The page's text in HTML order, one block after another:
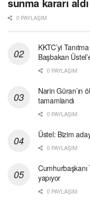
0 PAYLAŞIM
KKTC’yi
Başbakan
0 PAYLAŞIM
Narin Güran’ın
tamamlandı
0 PAYLAŞIM
Üstel: Bizim
0 PAYLAŞIM
Cumhurbaşkanı
yapıyor
0 PAYLAŞIM